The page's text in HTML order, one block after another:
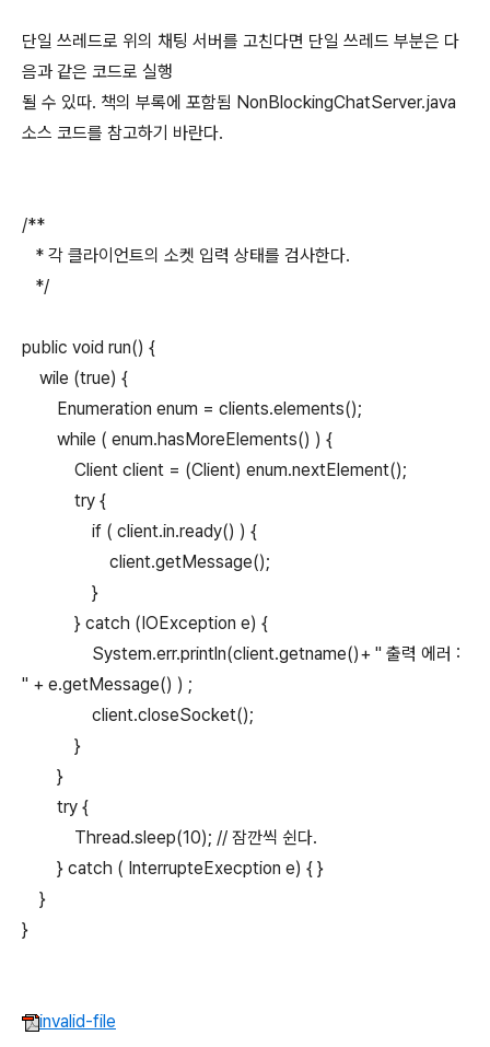
단일 쓰레드로 위의 채팅 서버를 고친다면 단일 쓰레드 부분은 다
음과 같은 코드로 실행
될 수 있따. 책의 부록에 포함됨 NonBlockingChatServer.java
소스 코드를 참고하기 바란다.
/**
* 각 클라이언트의 소켓 입력 상태를 검사한다.
*/
public void run() {
wile (true) {
Enumeration enum = clients.elements();
while ( enum.hasMoreElements() ) {
Client client = (Client) enum.nextElement();
try {
if ( client.in.ready() ) {
client.getMessage();
}
} catch (IOException e) {
System.err.println(client.getname()+ " 출력 에러 :
" + e.getMessage() ) ;
client.closeSocket();
}
}
try {
Thread.sleep(10); // 잠깐씩 쉰다.
} catch ( InterrupteExecption e) { }
}
}
invalid-file